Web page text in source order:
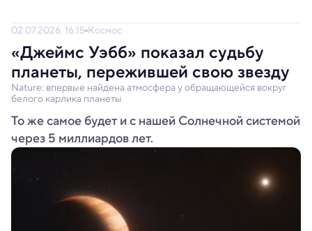
02.07.2026, 16:15 Космос
«Джеймс Уэбб» показал судьбу
планеты, пережившей свою звезду
Nature: впервые найдена атмосфера у обращающейся вокруг
белого карлика планеты
То же самое будет и с нашей Солнечной системой
через 5 миллиардов лет.